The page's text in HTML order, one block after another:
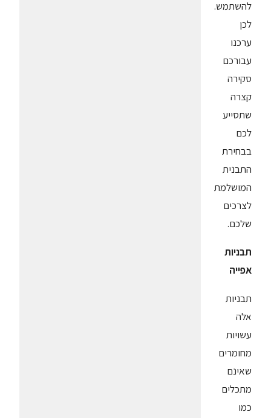
להשתמש.
לכן
ערכנו
עבורכם
סקירה
קצרה
שתסייע
לכם
בבחירת
התבנית
המושלמת
לצרכים
שלכם.
תבניות
אפייה
תבניות
אלה
עשויות
מחומרים
שאינם
מתכלים
כמו